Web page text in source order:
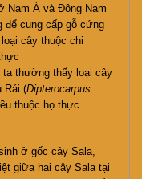
Nam Á và Đông Nam
để cung cấp gỗ cứng
cây thuộc chi
ta thường thấy loại cây
Rái (Dipterocarpus
thuộc họ thực
ở gốc cây Sala,
giữa hai cây Sala tại